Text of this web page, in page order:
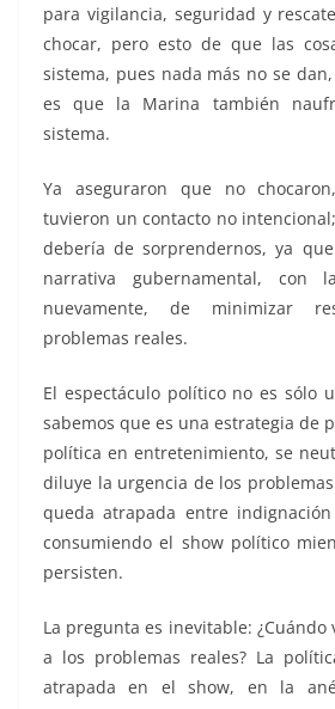
para vigilancia, seguridad y
chocar, pero esto de que las
sistema, pues nada más no se
es que la Marina también
sistema.
Ya aseguraron que no
tuvieron un contacto no
debería de sorprendernos, ya
narrativa gubernamental, con
nuevamente, de minimizar
problemas reales.
El espectáculo político no es sólo
sabemos que es una estrategia de
política en entretenimiento, se
diluye la urgencia de los
queda atrapada entre
consumiendo el show político
persisten.
La pregunta es inevitable: ¿Cuándo
a los problemas reales? La
atrapada en el show, en la